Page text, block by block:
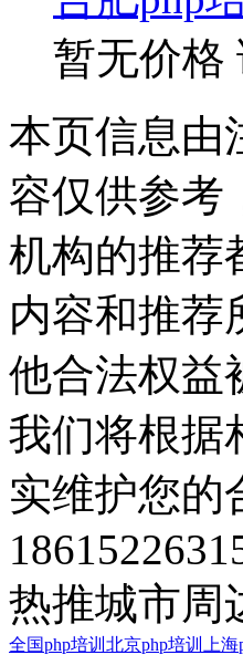
暂无价格
本页信息由
容仅供参考
机构的推荐
内容和推荐
他合法权益
我们将根据
实维护您的
热推城市周
全国php培训 北京php培训 上